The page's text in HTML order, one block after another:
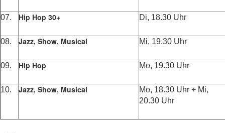
07. Hip Hop 30+ Di, 18.30 Uhr
08. Jazz, Show, Musical Mi, 19.30 Uhr
09. Hip Hop Mo, 19.30 Uhr
10. Jazz, Show, Musical
Mo, 18.30 Uhr + Mi,
20.30 Uhr